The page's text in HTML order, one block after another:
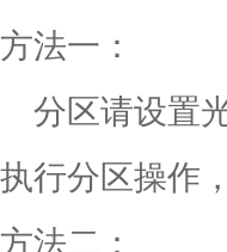
方法一：
分区请设置
执行分区操作
方法二：